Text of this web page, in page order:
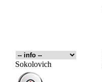
Sokolovich